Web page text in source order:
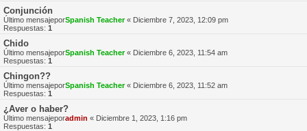
Conjunción
Último mensajeporSpanish Teacher« Diciembre 7, 2023, 12:09 pm
Respuestas: 1
Chido
Último mensajeporSpanish Teacher« Diciembre 6, 2023, 11:54 am
Respuestas: 1
Chingon??
Último mensajeporSpanish Teacher« Diciembre 6, 2023, 11:52 am
Respuestas: 1
¿Aver o haber?
Último mensajeporadmin « Diciembre 1, 2023, 1:16 pm
Respuestas: 1